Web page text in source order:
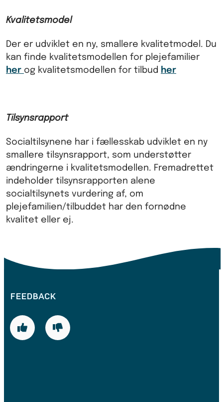
Kvalitetsmodel
Der er udviklet en ny, smallere kvalitetmodel. Du
kan finde kvalitetsmodellen for plejefamilier
her og kvalitetsmodellen for tilbud her
Tilsynsrapport
Socialtilsynene har i fællesskab udviklet en ny
smallere tilsynsrapport, som understøtter
ændringerne i kvalitetsmodellen. Fremadrettet
indeholder tilsynsrapporten alene
socialtilsynets vurdering af, om
plejefamilien/tilbuddet har den fornødne
kvalitet eller ej.
FEEDBACK